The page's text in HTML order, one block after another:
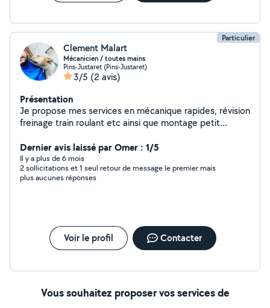
Particulier
Clement Malart
Mécanicien / toutes mains
Pins-Justaret (Pins-Justaret)
3/5 (2 avis)
Présentation
Je propose mes services en mécanique rapides, révision
freinage train roulant etc ainsi que montage petit
Dernier avis laissé par Omer : 1/5
Il y a plus de 6 mois
2 sollicitations et 1 seul retour de message le premier mais
plus aucunes réponses
Voir le profil Contacter
Vous souhaitez proposer vos services de